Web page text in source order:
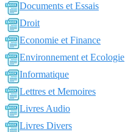
Documents et Essais
Droit
Economie et Finance
Environnement et Ecologie
Informatique
Lettres et Memoires
Livres Audio
Livres Divers